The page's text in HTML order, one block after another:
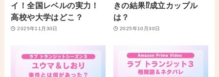
イ！全国レベルの実力！
高校や大学はどこ？
2025年11月30日
きの結果⁉︎成立カップル
は？
2025年10月30日